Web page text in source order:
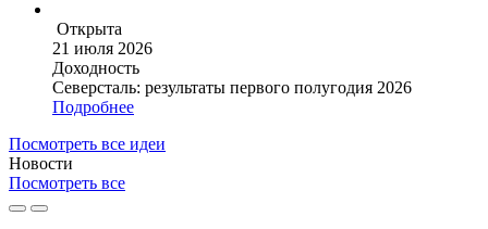
Открыта
21 июля 2026
Доходность
Северсталь: результаты первого полугодия 2026
Подробнее
Посмотреть все идеи
Новости
Посмотреть все